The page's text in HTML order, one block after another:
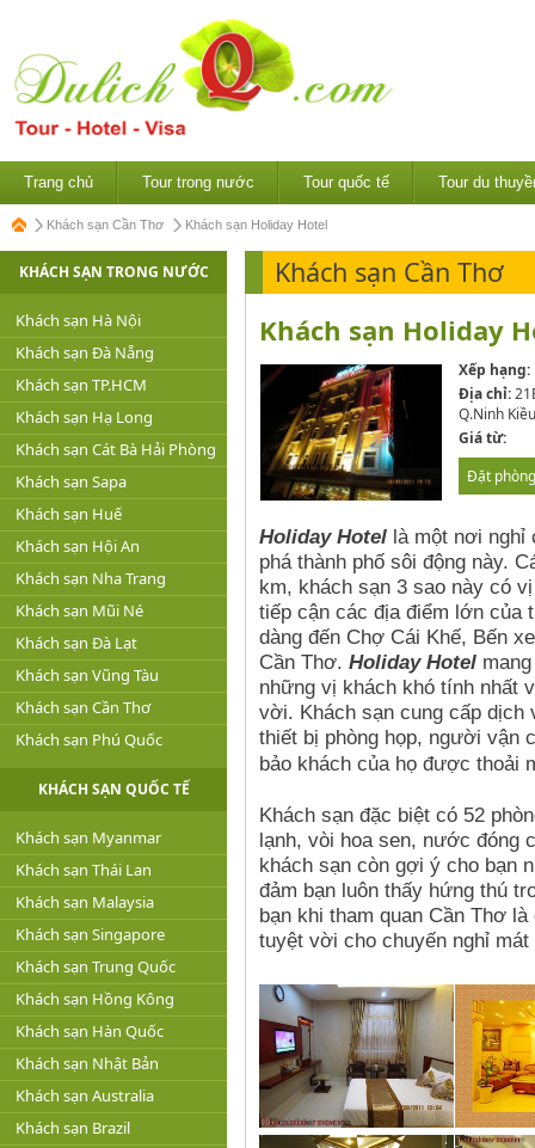
Trang chủ Tour trong nước Tour quốc tế Tour du
Khách sạn Cần Thơ Khách sạn Holiday Hotel
KHÁCH SẠN TRONG NƯỚC
Khách sạn Hà Nội
Khách sạn Đà Nẵng
Khách sạn TP.HCM
Khách sạn Hạ Long
Khách sạn Cát Bà Hải Phòng
Khách sạn Sapa
Khách sạn Huế
Khách sạn Hội An
Khách sạn Nha Trang
Khách sạn Mũi Né
Khách sạn Đà Lạt
Khách sạn Vũng Tàu
Khách sạn Cần Thơ
Khách sạn Phú Quốc
KHÁCH SẠN QUỐC TẾ
Khách sạn Myanmar
Khách sạn Thái Lan
Khách sạn Malaysia
Khách sạn Singapore
Khách sạn Trung Quốc
Khách sạn Hồng Kông
Khách sạn Hàn Quốc
Khách sạn Nhật Bản
Khách sạn Australia
Khách sạn Brazil
Khách sạn Cần Thơ
Khách sạn Holiday
Xếp hạng:
Địa chỉ:
Q.Ninh
Giá từ:
Đặt phòng
Holiday Hotellà một nơi nghỉ
phá thành phố sôi động này.
km, khách sạn 3 sao này có
tiếp cận các địa điểm lớn của
dàng đến Chợ Cái Khế, Bến
Cần Thơ. Holiday Hotelmang
những vị khách khó tính nhất
vời. Khách sạn cung cấp dịch
thiết bị phòng họp, người vận
bảo khách của họ được thoải
Khách sạn đặc biệt có 52
lạnh, vòi hoa sen, nước đóng
khách sạn còn gợi ý cho bạn
đảm bạn luôn thấy hứng thú
bạn khi tham quan Cần Thơ
tuyệt vời cho chuyến nghỉ